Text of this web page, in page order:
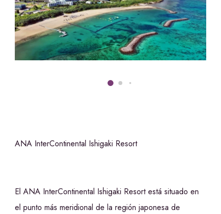
ANA InterContinental Ishigaki Resort
El ANA InterContinental Ishigaki Resort está situado en
el punto más meridional de la región japonesa de